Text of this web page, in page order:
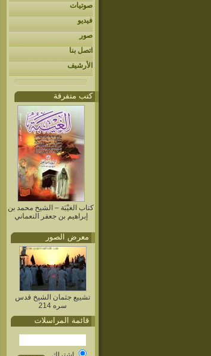
صوتيات
فيديو
صور
اتصل بنا
الأرشيف
كتب متفرقة
كتاب الغيْبَة – الشيخ محمد بن
إبراهيم بن جعفر النعماني
معرض الصور
تشييع جثمان الشيخ قدس
سره 214
قائمة المراسلات